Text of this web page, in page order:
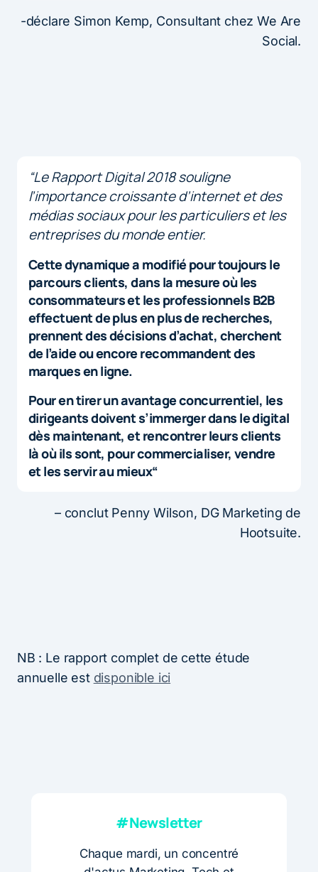
-déclare Simon Kemp, Consultant chez We Are
Social.
“Le Rapport Digital 2018 souligne
l’importance croissante d’internet et des
médias sociaux pour les particuliers et les
entreprises du monde entier.
Cette dynamique a modifié pour toujours le
parcours clients, dans la mesure où les
consommateurs et les professionnels B2B
effectuent de plus en plus de recherches,
prennent des décisions d’achat, cherchent
de l’aide ou encore recommandent des
marques en ligne.
Pour en tirer un avantage concurrentiel, les
dirigeants doivent s’immerger dans le digital
dès maintenant, et rencontrer leurs clients
là où ils sont, pour commercialiser, vendre
et les servir au mieux“
– conclut Penny Wilson, DG Marketing de
Hootsuite.
NB : Le rapport complet de cette étude
annuelle est disponible ici
#Newsletter
Chaque mardi, un concentré